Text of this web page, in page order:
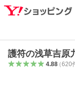
護符の浅草吉原
4.88（620